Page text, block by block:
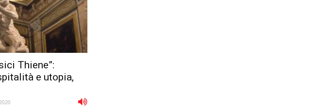
Thiene”:
e utopia,